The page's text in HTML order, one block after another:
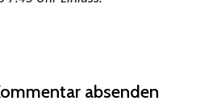
absenden